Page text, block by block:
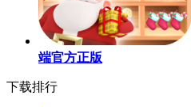
端官方正版
下载排行